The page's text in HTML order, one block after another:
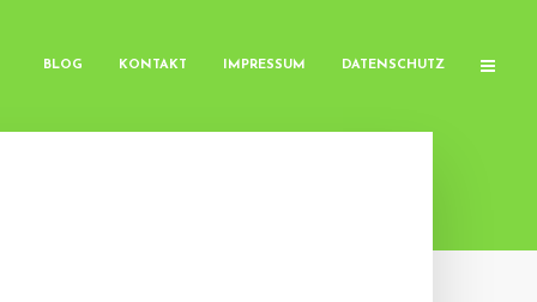
BLOG KONTAKT IMPRESSUM DATENSCHUTZ